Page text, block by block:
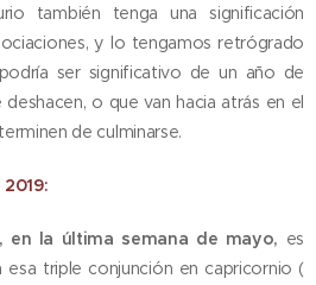
también tenga una significación
y lo tengamos retrógrado
ser significativo de un año de
o que van hacia atrás en el
de culminarse.
en la última semana de mayo, es
triple conjunción en capricornio (